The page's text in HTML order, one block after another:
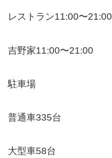
レストラン11:00〜21:00
吉野家11:00〜21:00
駐車場
普通車335台
大型車58台